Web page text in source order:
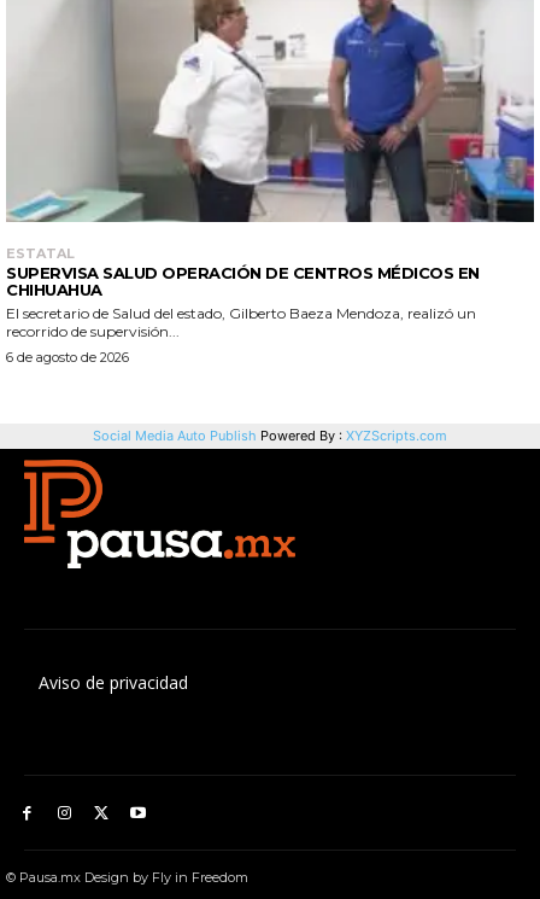
Aviso de privacidad
© Pausa.mx Design by Fly in Freedom